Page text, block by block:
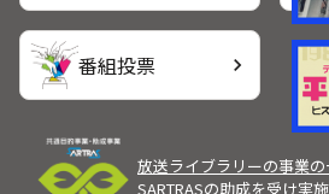
番組投票 chevron_right
放送ライブラリーの事業の
SARTRASの助成を受け実施